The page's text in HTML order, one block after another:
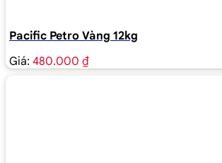
Pacific Petro Vàng 12kg
Giá: 480.000 ₫